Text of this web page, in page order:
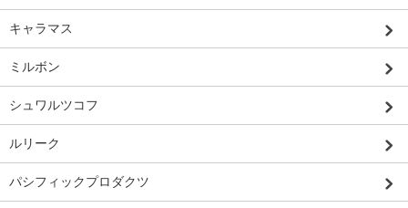
キャラマス
ミルボン
シュワルツコフ
ルリーク
パシフィックプロダクツ